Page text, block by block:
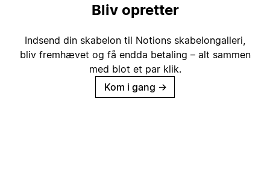
Bliv opretter
Indsend din skabelon til Notions skabelongalleri,
bliv fremhævet og få endda betaling – alt sammen
med blot et par klik.
Kom i gang →